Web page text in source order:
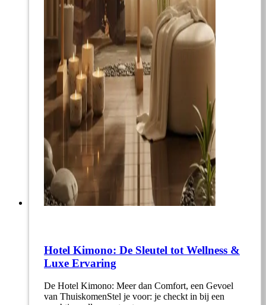
Hotel Kimono: De Sleutel tot Wellness &
Luxe Ervaring
De Hotel Kimono: Meer dan Comfort, een Gevoel
van ThuiskomenStel je voor: je checkt in bij een